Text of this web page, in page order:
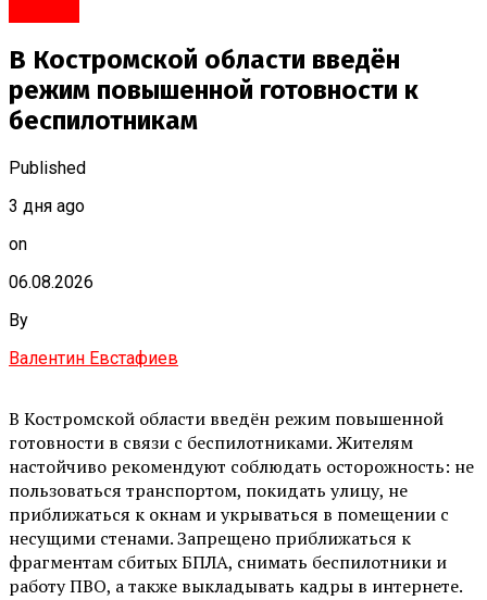
В Костромской области введён
режим повышенной готовности к
беспилотникам
Published
3 дня ago
on
06.08.2026
By
Валентин Евстафиев
В Костромской области введён режим повышенной
готовности в связи с беспилотниками. Жителям
настойчиво рекомендуют соблюдать осторожность: не
пользоваться транспортом, покидать улицу, не
приближаться к окнам и укрываться в помещении с
несущими стенами. Запрещено приближаться к
фрагментам сбитых БПЛА, снимать беспилотники и
работу ПВО, а также выкладывать кадры в интернете.